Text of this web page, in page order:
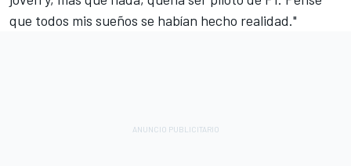
que todos mis sueños se habían hecho realidad."